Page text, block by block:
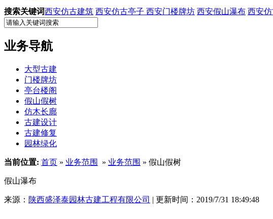
搜索关键词西安仿古建筑 西安仿古亭子 西安门楼牌坊 西安假山瀑布 西安
业务导航
大型古建
门楼牌坊
亭台楼阁
假山假树
仿木长廊
古建设计
古建修复
园林绿化
当前位置: 首页 » 业务范围 » 业务范围 » 假山假树
假山瀑布
来源： 陕西盛泽泰园林古建工程有限公司 | 更新时间：2019/7/31 18:49:48